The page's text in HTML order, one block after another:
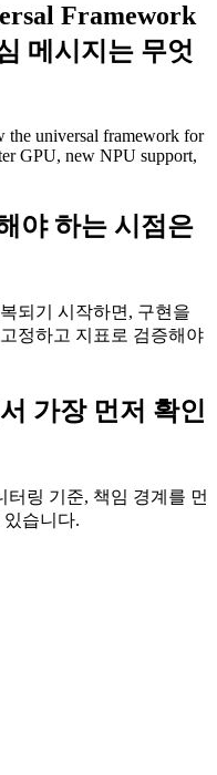
Framework
메시지는 무엇
universal framework for
GPU, new NPU support,
야 하는 시점은
되기 시작하면, 구현을
정하고 지표로 검증해야
가장 먼저 확인
링 기준, 책임 경계를 먼
습니다.